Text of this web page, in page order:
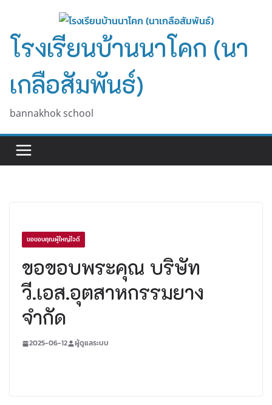
content
โรงเรียนบ้านนาโคก (นา
เกลือสัมพันธ์)
bannakhok school
ขอขอบคุณผู้ใหญ่ใจดี
ขอขอบพระคุณ บริษัท
วี.เอส.อุตสาหกรรมยาง
จำกัด
2025-06-12 ผู้ดูแลระบบ